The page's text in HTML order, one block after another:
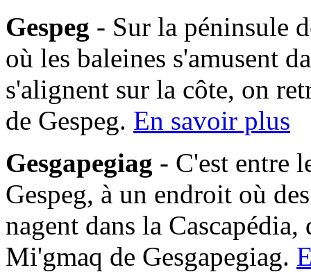
Gespeg - Sur la péninsule
où les baleines s'amusent
s'alignent sur la côte, on
de Gespeg. En savoir plus
Gesgapegiag - C'est entre
Gespeg, à un endroit où
nagent dans la
Mi'gmaq de Gesgapegiag.